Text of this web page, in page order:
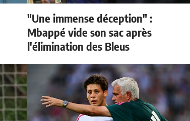
"Une immense déception" :
Mbappé vide son sac après
l'élimination des Bleus